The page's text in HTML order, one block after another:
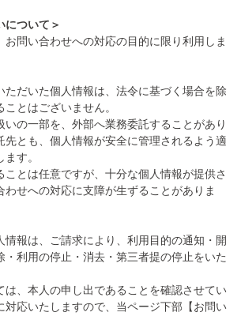
について＞
お問い合わせへの対応の目的に限り利用しま
ただいた個人情報は、法令に基づく場合を除
とはございません。
いの一部を、外部へ業務委託することがあり
先とも、個人情報が安全に管理されるよう適
す。
ことは任意ですが、十分な個人情報が提供さ
わせへの対応に支障が生ずることがありま
情報は、ご請求により、利用目的の通知・開
・利用の停止・消去・第三者提の停止をいた
は、本人の申し出であることを確認させてい
対応いたしますので、当ページ下部【お問い